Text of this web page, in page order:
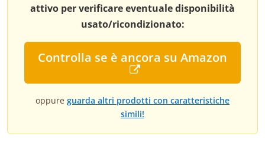
attivo per verificare eventuale disponibilità
usato/ricondizionato:
Controlla se è ancora su Amazon
oppure guarda altri prodotti con caratteristiche
simili!